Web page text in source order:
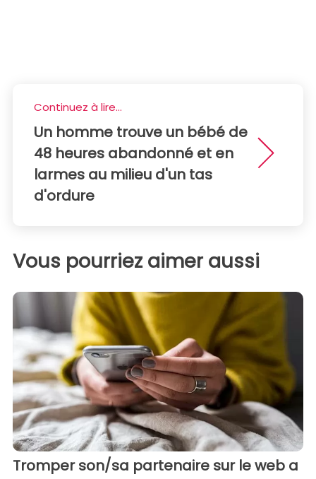
Continuez à lire...
Un homme trouve un bébé de
48 heures abandonné et en
larmes au milieu d'un tas
d'ordure
Vous pourriez aimer aussi
Tromper son/sa partenaire sur le web a